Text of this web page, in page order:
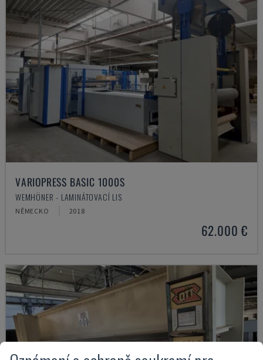
VARIOPRESS BASIC 1000S
WEMHÖNER - LAMINÁTOVACÍ LIS
NĚMECKO 2018
62.000 €